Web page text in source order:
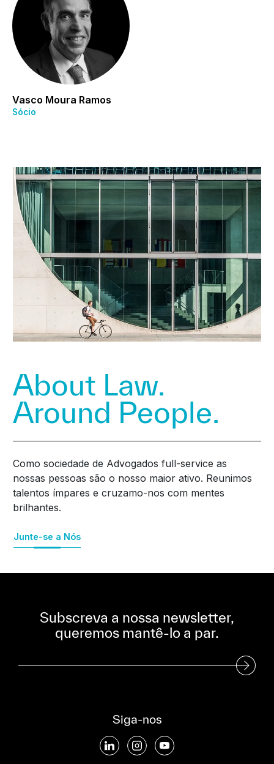
Vasco Moura Ramos
Sócio
About Law.
Around People.
Como sociedade de Advogados full-service as
nossas pessoas são o nosso maior ativo. Reunimos
talentos ímpares e cruzamo-nos com mentes
brilhantes.
Junte-se a Nós
Subscreva a nossa newsletter,
queremos mantê-lo a par.
Subscreva a nossa Newsletter
Siga-nos